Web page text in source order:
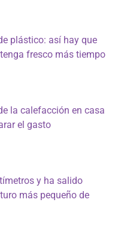
plástico: así hay que
fresco más tiempo
la calefacción en casa
el gasto
y ha salido
más pequeño de